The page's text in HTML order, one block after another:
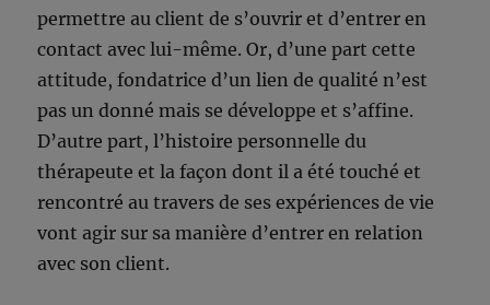
permettre au client de s’ouvrir et d’entrer en
contact avec lui-même. Or, d’une part cette
attitude, fondatrice d’un lien de qualité n’est
pas un donné mais se développe et s’affine.
D’autre part, l’histoire personnelle du
thérapeute et la façon dont il a été touché et
rencontré au travers de ses expériences de vie
vont agir sur sa manière d’entrer en relation
avec son client.